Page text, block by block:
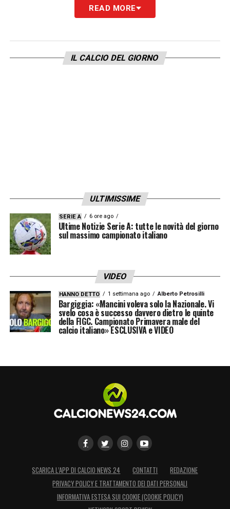
LA PLAYLIST DELLE NOSTRE TOP NEWS
READ MORE
IL CALCIO DEL GIORNO
ULTIMISSIME
SERIE A 6 ore ago
Ultime Notizie Serie A: tutte le novità del giorno
sul massimo campionato italiano
VIDEO
HANNO DETTO 1 settimana ago Alberto Petrosilli
Bargiggia: «Mancini voleva solo la Nazionale. Vi
svelo cosa è successo davvero dietro le quinte
della FIGC. Campionato Primavera male del
calcio italiano» ESCLUSIVA e VIDEO
SCARICA L’APP DI CALCIO NEWS 24 CONTATTI
REDAZIONE
PRIVACY POLICY E TRATTAMENTO DEI DATI PERSONALI
INFORMATIVA ESTESA SUI COOKIE (COOKIE POLICY)